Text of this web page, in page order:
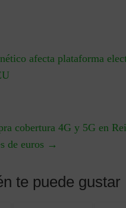
afecta plataforma
cobertura 4G y 5G en
de euros →
te puede gustar